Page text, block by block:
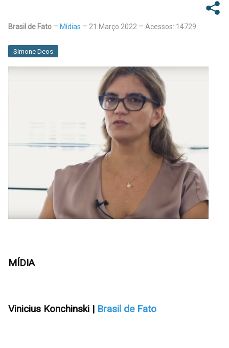
Brasil de Fato Mídias 21 Março 2022 Acessos: 14729
Simone Deos
MÍDIA
Vinicius Konchinski | Brasil de Fato